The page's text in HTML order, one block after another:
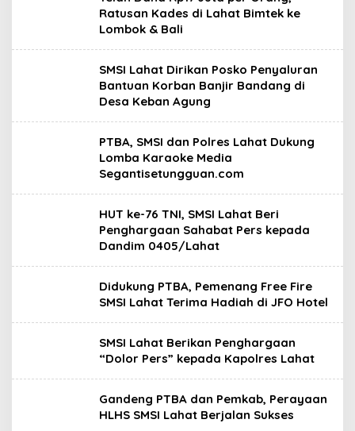
Ratusan Kades di Lahat Bimtek ke
Lombok & Bali
SMSI Lahat Dirikan Posko Penyaluran
Bantuan Korban Banjir Bandang di
Desa Keban Agung
PTBA, SMSI dan Polres Lahat Dukung
Lomba Karaoke Media
Segantisetungguan.com
HUT ke-76 TNI, SMSI Lahat Beri
Penghargaan Sahabat Pers kepada
Dandim 0405/Lahat
Didukung PTBA, Pemenang Free Fire
SMSI Lahat Terima Hadiah di JFO Hotel
SMSI Lahat Berikan Penghargaan
“Dolor Pers” kepada Kapolres Lahat
Gandeng PTBA dan Pemkab, Perayaan
HLHS SMSI Lahat Berjalan Sukses